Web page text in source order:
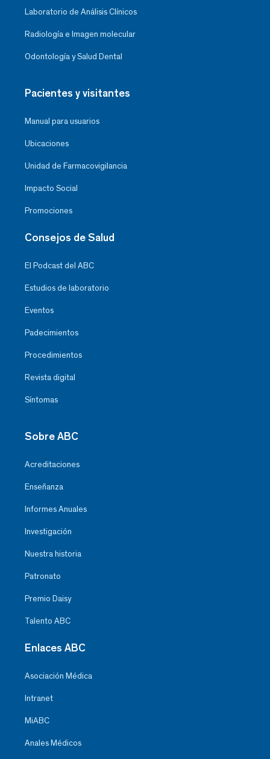
Laboratorio de Análisis Clínicos
Radiología e Imagen molecular
Odontología y Salud Dental
Pacientes y visitantes
Manual para usuarios
Ubicaciones
Unidad de Farmacovigilancia
Impacto Social
Promociones
Consejos de Salud
El Podcast del ABC
Estudios de laboratorio
Eventos
Padecimientos
Procedimientos
Revista digital
Síntomas
Sobre ABC
Acreditaciones
Enseñanza
Informes Anuales
Investigación
Nuestra historia
Patronato
Premio Daisy
Talento ABC
Enlaces ABC
Asociación Médica
Intranet
MiABC
Anales Médicos